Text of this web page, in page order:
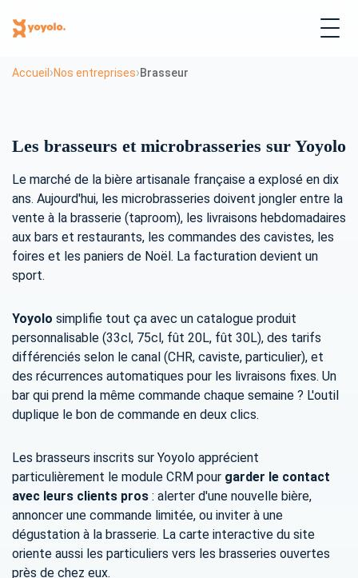
Accueil ›Nos entreprises›Brasseur
Les brasseurs et microbrasseries sur Yoyolo
Le marché de la bière artisanale française a explosé en dix
ans. Aujourd'hui, les microbrasseries doivent jongler entre la
vente à la brasserie (taproom), les livraisons hebdomadaires
aux bars et restaurants, les commandes des cavistes, les
foires et les paniers de Noël. La facturation devient un
sport.
Yoyolo simplifie tout ça avec un catalogue produit
personnalisable (33cl, 75cl, fût 20L, fût 30L), des tarifs
différenciés selon le canal (CHR, caviste, particulier), et
des récurrences automatiques pour les livraisons fixes. Un
bar qui prend la même commande chaque semaine ? L'outil
duplique le bon de commande en deux clics.
Les brasseurs inscrits sur Yoyolo apprécient
particulièrement le module CRM pour garder le contact
avec leurs clients pros : alerter d'une nouvelle bière,
annoncer une commande limitée, ou inviter à une
dégustation à la brasserie. La carte interactive du site
oriente aussi les particuliers vers les brasseries ouvertes
près de chez eux.